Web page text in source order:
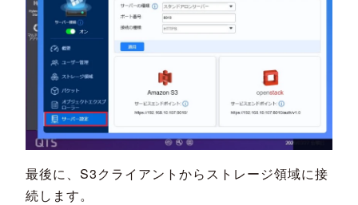
最後に、S3クライアントからストレージ領域に接
続します。